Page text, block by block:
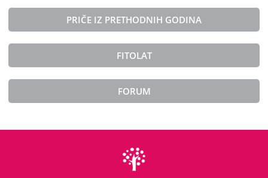
PRIČE IZ PRETHODNIH GODINA
FITOLAT
FORUM